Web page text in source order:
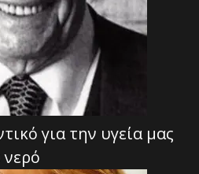
για την υγεία μας